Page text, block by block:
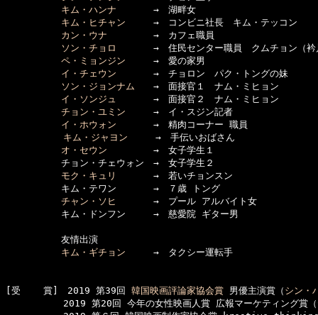
キム・ハンナ →　湖畔女
キム・ヒチャン →　コンビニ社長　キム・テッコン
カン・ウナ →　カフェ職員
ソン・チョロ
→　住民センター職員　クムチョン（衿川
ペ・ミョンジン →　愛の家男
イ・チェウン →　チョロン　パク・トングの妹
ソン・ジョンナム →　面接官１　ナム・ミヒョン
イ・ソンジュ
→　面接官２　ナム・ミヒョン
チョン・ユミン →　イ・スジン記者
イ・ホウォン →　精肉コーナー 職員
キム・ジャヨン →　手伝いおばさん
オ・セウン →　女子学生１
チョン・チェウォン　→　女子学生２
モク・キュリ
→　若いチョンスン
キム・テワン　　　　→　７歳 トング
チャン・ソヒ
→　プール アルバイト女
キム・ドンフン　　　→　慈愛院 ギター男
友情出演
キム・ギチョン →　タクシー運転手
[受    賞]　2019 第39回 韓国映画評論家協会賞 男優主演賞（ シン・
　　　　　2019 第20回 今年の女性映画人賞 広報マーケティング賞